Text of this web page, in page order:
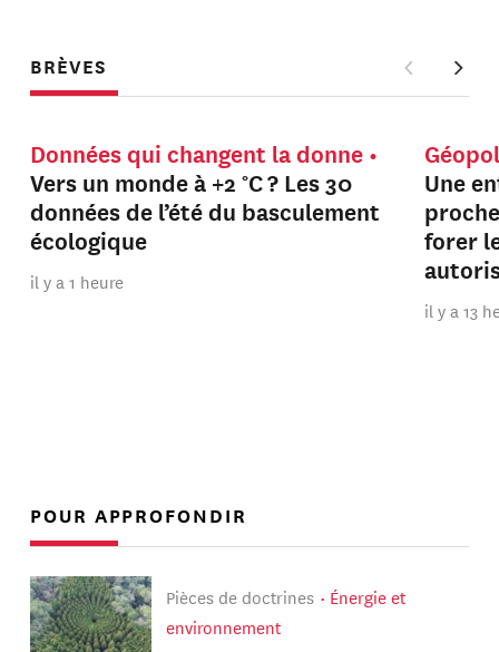
BRÈVES
Données qui changent la donne
Vers un monde à +2 °C ? Les 30
données de l’été du basculement
écologique
il y a 1 heure
Une
forer
il y a 13
POUR APPROFONDIR
Pièces de doctrines
Énergie et
environnement